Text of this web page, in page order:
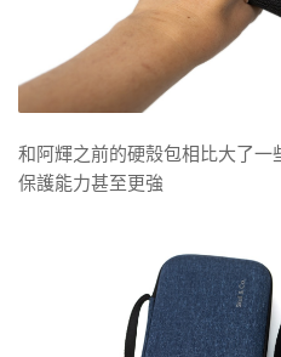
和阿輝之前的硬殼包相比大了一
保護能力甚至更強